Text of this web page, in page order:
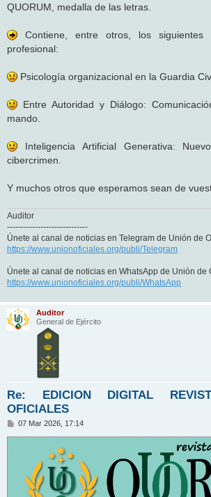
QUORUM, medalla de las letras.
Contiene, entre otros, los siguientes
profesional:
Psicología organizacional en la Guardia
Entre Autoridad y Diálogo:
mando.
Inteligencia Artificial Generativa:
cibercrimen.
Y muchos otros que esperamos sean de
Auditor
-----------------------------
Únete al canal de noticias en Telegram de Unión de
https://www.unionoficiales.org/publi/Telegram
Únete al canal de noticias en WhatsApp de Unión de
https://www.unionoficiales.org/publi/WhatsApp
Auditor
General de Ejército
Re: EDICION DIGITAL
OFICIALES
M
07 Mar 2026, 17:14